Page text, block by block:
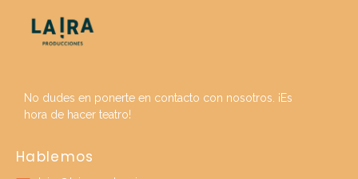
No dudes en ponerte en contacto con nosotros. ¡Es
hora de hacer teatro!
Hablemos